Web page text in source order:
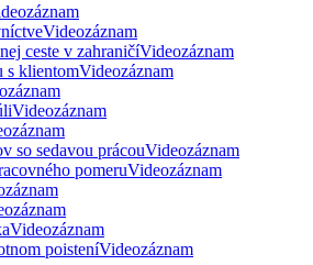
Videozáznam
ceste v zahraničíVideozáznam
s klientomVideozáznam
Videozáznam
so sedavou prácouVideozáznam
pomeruVideozáznam
Videozáznam
poisteníVideozáznam